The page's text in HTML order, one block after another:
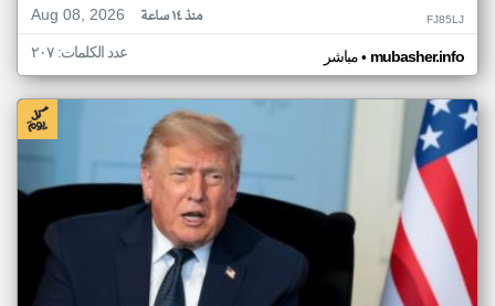
Aug 08, 2026
منذ ١٤ ساعة FJ85LJ
مباشر• mubasher.info عدد الكلمات: ٢٠٧